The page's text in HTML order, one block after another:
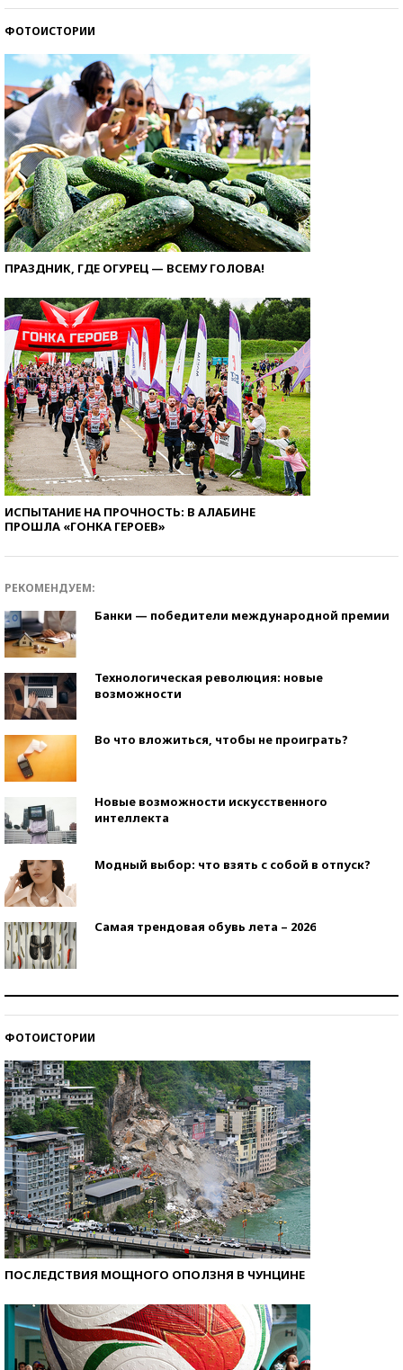
ФОТОИСТОРИИ
ПРАЗДНИК, ГДЕ ОГУРЕЦ — ВСЕМУ ГОЛОВА!
ИСПЫТАНИЕ НА ПРОЧНОСТЬ: В АЛАБИНЕ
ПРОШЛА «ГОНКА ГЕРОЕВ»
РЕКОМЕНДУЕМ:
Банки — победители международной премии
Технологическая революция: новые
возможности
Во что вложиться, чтобы не проиграть?
Новые возможности искусственного
интеллекта
Модный выбор: что взять с собой в отпуск?
Самая трендовая обувь лета – 2026
ФОТОИСТОРИИ
ПОСЛЕДСТВИЯ МОЩНОГО ОПОЛЗНЯ В ЧУНЦИНЕ